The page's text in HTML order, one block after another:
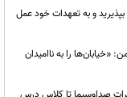
و به تعهدات خود عمل
را به ناامیدان